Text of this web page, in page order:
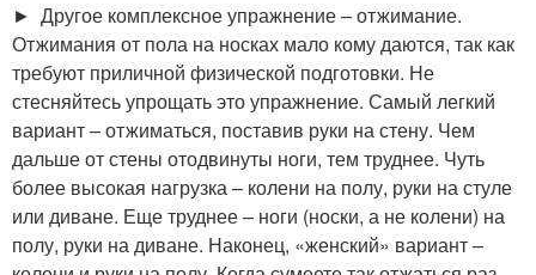
► Другое комплексное упражнение – отжимание.
Отжимания от пола на носках мало кому даются, так как
требуют приличной физической подготовки. Не
стесняйтесь упрощать это упражнение. Самый легкий
вариант – отжиматься, поставив руки на стену. Чем
дальше от стены отодвинуты ноги, тем труднее. Чуть
более высокая нагрузка – колени на полу, руки на стуле
или диване. Еще труднее – ноги (носки, а не колени) на
полу, руки на диване. Наконец, «женский» вариант –